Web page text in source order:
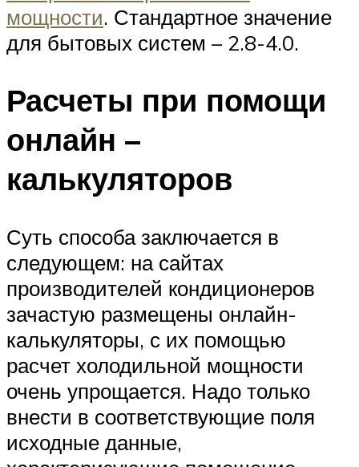
мощности. Стандартное значение
для бытовых систем – 2.8-4.0.
Расчеты при помощи
онлайн –
калькуляторов
Суть способа заключается в
следующем: на сайтах
производителей кондиционеров
зачастую размещены онлайн-
калькуляторы, с их помощью
расчет холодильной мощности
очень упрощается. Надо только
внести в соответствующие поля
исходные данные,